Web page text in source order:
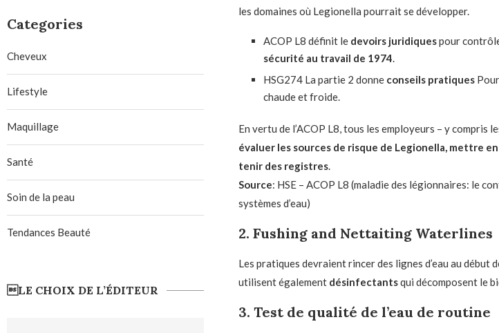
les domaines où Legionella pourrait se développer.
ACOP L8 définit le devoirs juridiquespour
sécurité au travail de 1974.
HSG274 La partie 2 donne conseils pratiquesPour
chaude et froide.
En vertu de l’ACOP L8, tous les employeurs – y compris
évaluer les sources de risque de Legionella, mettre
tenir des registres.
Source: HSE – ACOP L8 (maladie des légionnaires: le
systèmes d’eau)
2. Fushing and Nettaiting Waterlines
Les pratiques devraient rincer des lignes d’eau au début
utilisent également désinfectantsqui décomposent le
3. Test de qualité de l’eau de routine
Categories
Cheveux
Lifestyle
Maquillage
Santé
Soin de la peau
Tendances Beauté
LE CHOIX DE L’ÉDITEUR